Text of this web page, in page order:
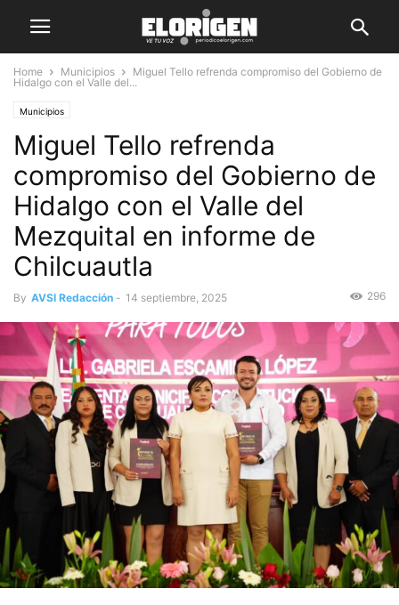
Home Municipios
Miguel Tello refrenda compromiso del Gobierno de
Hidalgo con el Valle del...
Municipios
Miguel Tello refrenda
compromiso del Gobierno de
Hidalgo con el Valle del
Mezquital en informe de
Chilcuautla
By AVSI Redacción - 14 septiembre, 2025 296